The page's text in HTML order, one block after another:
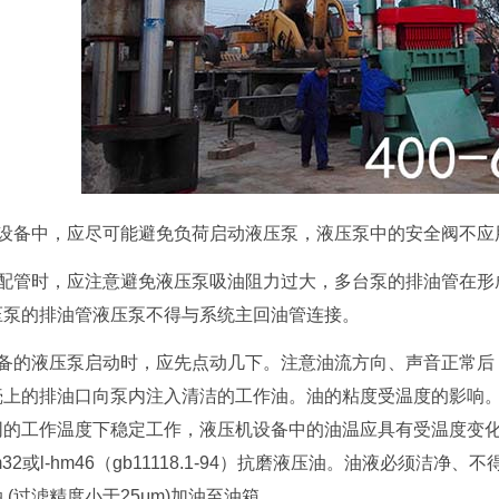
，应尽可能避免负荷启动液压泵，液压泵中的安全阀不应
，应注意避免液压泵吸油阻力过大，多台泵的排油管在形
的排油管液压泵不得与系统主回油管连接。
压泵启动时，应先点动几下。注意油流方向、声音正常后
的排油口向泵内注入清洁的工作油。油的粘度受温度的影
工作温度下稳定工作，液压机设备中的油温应具有受温度变
或l-hm46（gb11118.1-94）抗磨液压油。油液必须洁净、